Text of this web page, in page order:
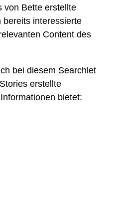
von Bette erstellte
bereits interessierte
Content des
bei diesem Searchlet
erstellte
bietet: